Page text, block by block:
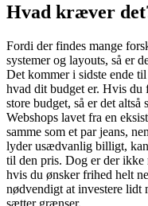
Hvad kræver
Fordi der findes mange
systemer og layouts, så er
Det kommer i sidste ende
hvad dit budget er. Hvis du
store budget, så er det
Webshops lavet fra en
samme som et par jeans,
lyder usædvanlig billigt,
til den pris. Dog er der ikke
hvis du ønsker frihed helt
nødvendigt at investere lidt
sætter grænser.